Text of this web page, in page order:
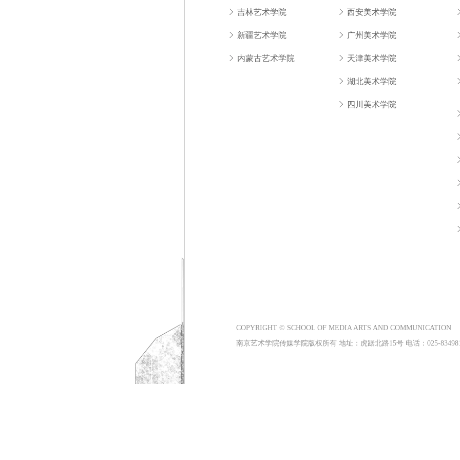
吉林艺术学院
新疆艺术学院
内蒙古艺术学院
西安美术学院
广州美术学院
天津美术学院
湖北美术学院
四川美术学院
COPYRIGHT © SCHOOL OF MEDIA ARTS AND COMMUNICATION
南京艺术学院传媒学院版权所有 地址：虎踞北路15号 电话：025-